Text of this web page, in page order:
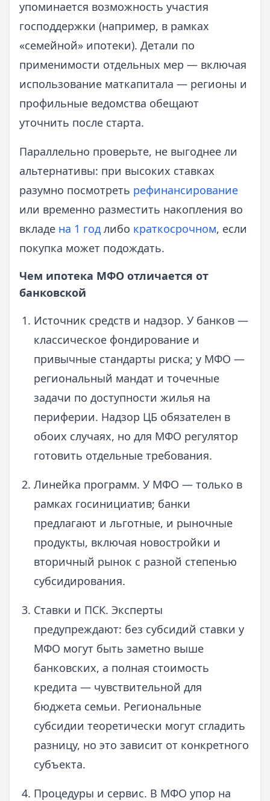
упоминается возможность участия
господдержки (например, в рамках
«семейной» ипотеки). Детали по
применимости отдельных мер — включая
использование маткапитала — регионы и
профильные ведомства обещают
уточнить после старта.
Параллельно проверьте, не выгоднее ли
альтернативы: при высоких ставках
разумно посмотреть рефинансирование
или временно разместить накопления во
вкладе на 1 год либо краткосрочном, если
покупка может подождать.
Чем ипотека МФО отличается от
банковской
Источник средств и надзор. У банков —
классическое фондирование и
привычные стандарты риска; у МФО —
региональный мандат и точечные
задачи по доступности жилья на
периферии. Надзор ЦБ обязателен в
обоих случаях, но для МФО регулятор
готовить отдельные требования.
Линейка программ. У МФО — только в
рамках госинициатив; банки
предлагают и льготные, и рыночные
продукты, включая новостройки и
вторичный рынок с разной степенью
субсидирования.
Ставки и ПСК. Эксперты
предупреждают: без субсидий ставки у
МФО могут быть заметно выше
банковских, а полная стоимость
кредита — чувствительной для
бюджета семьи. Региональные
субсидии теоретически могут сгладить
разницу, но это зависит от конкретного
субъекта.
Процедуры и сервис. В МФО упор на